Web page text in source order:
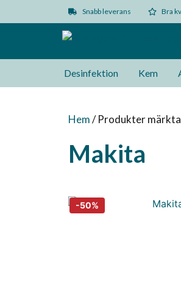
Snabb leverans Bra
Desinfektion Kem
Hem/ Produkter märkta
Makita